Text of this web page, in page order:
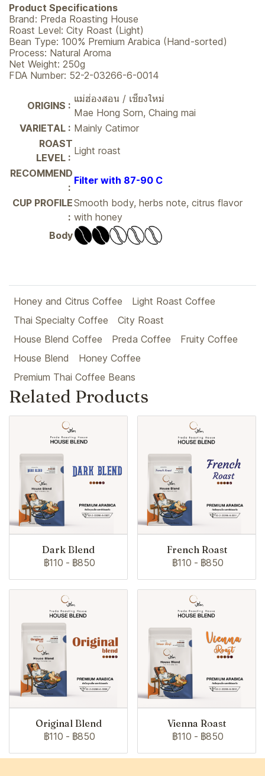
Product Specifications
Brand: Preda Roasting House
Roast Level: City Roast (Light)
Bean Type: 100% Premium Arabica (Hand-sorted)
Process: Natural Aroma
Net Weight: 250g
FDA Number: 52-2-03266-6-0014
ORIGINS :
แม่ฮ่องสอน / เชียงใหม่
Mae Hong Sorn, Chaing mai
VARIETAL : Mainly Catimor
ROAST
LEVEL :
Light roast
RECOMMEND
:
Filter with 87-90 C
CUP PROFILE
:
Smooth body, herbs note, citrus flavor
with honey
Body
Honey and Citrus Coffee
Light Roast Coffee
Thai Specialty Coffee
City Roast
House Blend Coffee
Preda Coffee
Fruity Coffee
House Blend
Honey Coffee
Premium Thai Coffee Beans
Related Products
Dark Blend
฿110 - ฿850
French Roast
฿110 - ฿850
Original Blend
฿110 - ฿850
Vienna Roast
฿110 - ฿850